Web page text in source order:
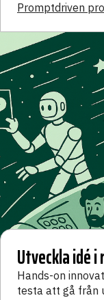
Promptdriven
Utveckla idé
Hands-on
testa att gå från